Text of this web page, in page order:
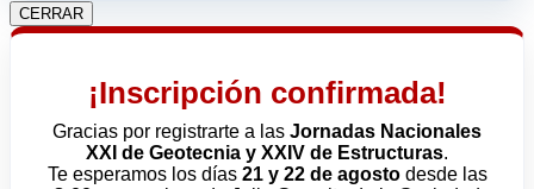
CERRAR
¡Inscripción confirmada!
Gracias por registrarte a las Jornadas Nacionales
XXI de Geotecnia y XXIV de Estructuras.
Te esperamos los días 21 y 22 de agostodesde las